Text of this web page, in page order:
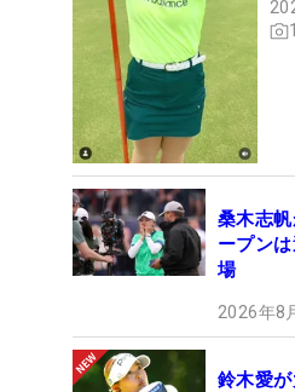
1
桑木志
ープン
場
2026年8
鈴木愛